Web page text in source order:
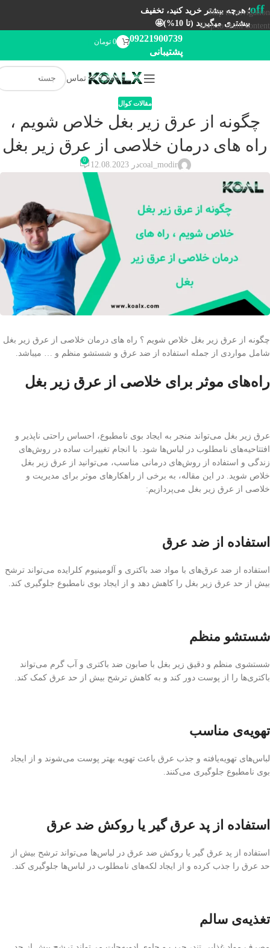
Skip to navigation
Skip to main content
off؛ هرچه بیشتر خرید کنید، تخفیف
بیشتری میگیرید (تا 10%)🤩
09221900739
پشتیبانی
0 تومان
تماس
مقالات کوال
چگونه از عرق زیر بغل خلاص شویم ،
راه های درمان خلاصی از عرق زیر بغل
coal_modirدر 12.08.2023 0
چگونه از عرق زیر بغل خلاص شویم ؟ راه های درمان خلاصی از عرق زیر بغل
شامل مواردی از جمله استفاده از ضد عرق و شستشو منظم و … میباشد.
راه‌های موثر برای خلاصی از عرق زیر بغل
عرق زیر بغل می‌تواند منجر به ایجاد بوی نامطبوع، احساس راحتی ناپذیر و
افتتاحیه‌های نامطلوب در لباس‌ها شود. با انجام تغییرات ساده در روش‌های
زندگی و استفاده از روش‌های درمانی مناسب، می‌توانید از عرق زیر بغل
خلاص شوید. در این مقاله، به برخی از راهکارهای موثر برای مدیریت و
خلاصی از عرق زیر بغل می‌پردازیم:
استفاده از ضد عرق
استفاده از ضد عرق‌های با مواد ضد باکتری و آلومینیوم کلرایده می‌تواند ترشح
بیش از حد عرق زیر بغل را کاهش دهد و از ایجاد بوی نامطبوع جلوگیری کند.
شستشو منظم
شستشوی منظم و دقیق زیر بغل با صابون ضد باکتری و آب گرم می‌تواند
باکتری‌ها را از پوست دور کند و به کاهش ترشح بیش از حد عرق کمک کند.
تهویه‌ی مناسب
لباس‌های تهویه‌یافته و جذب عرق باعث تهویه بهتر پوست می‌شوند و از ایجاد
بوی نامطبوع جلوگیری می‌کنند.
استفاده از پد عرق گیر یا روکش ضد عرق
استفاده از پد عرق گیر یا روکش ضد عرق در لباس‌ها می‌تواند ترشح بیش از
حد عرق را جذب کرده و از ایجاد لکه‌های نامطلوب در لباس‌ها جلوگیری کند.
تغذیه‌ی سالم